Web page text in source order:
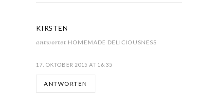
KIRSTEN
antwortet HOMEMADE DELICIOUSNESS
17. OKTOBER 2015 AT 16:35
ANTWORTEN